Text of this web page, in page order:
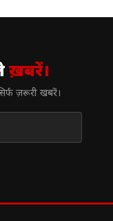
ख़बरें।
ज़रूरी खबरें।